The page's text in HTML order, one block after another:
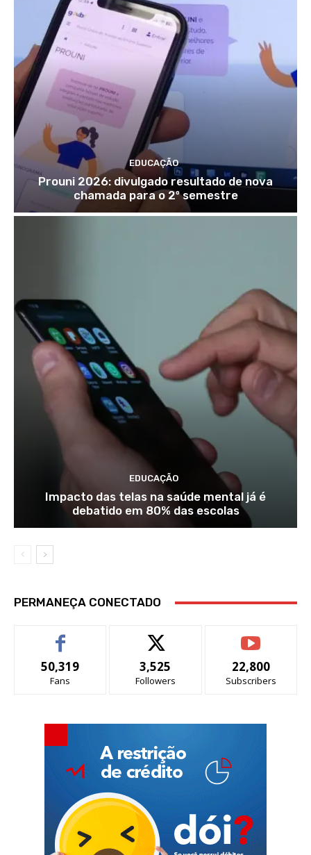
EDUCAÇÃO
Prouni 2026: divulgado resultado de nova
chamada para o 2º semestre
EDUCAÇÃO
Impacto das telas na saúde mental já é
debatido em 80% das escolas
PERMANEÇA CONECTADO
50,319
Fans
3,525
Followers
22,800
Subscribers